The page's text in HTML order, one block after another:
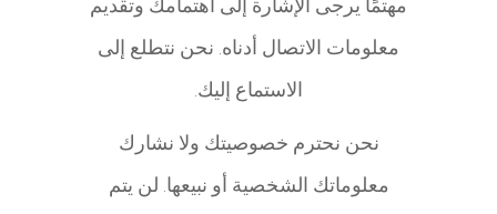
مهتمًا يرجى الإشارة إلى اهتمامك وتقديم
معلومات الاتصال أدناه. نحن نتطلع إلى
الاستماع إليك.
نحن نحترم خصوصيتك ولا نشارك
معلوماتك الشخصية أو نبيعها. لن يتم